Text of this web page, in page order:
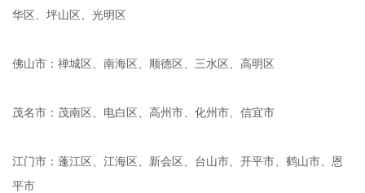
华区、坪山区、光明区
佛山市：禅城区、南海区、顺德区、三水区、高明区
茂名市：茂南区、电白区、高州市、化州市、信宜市
江门市：蓬江区、江海区、新会区、台山市、开平市、鹤山市、恩
平市